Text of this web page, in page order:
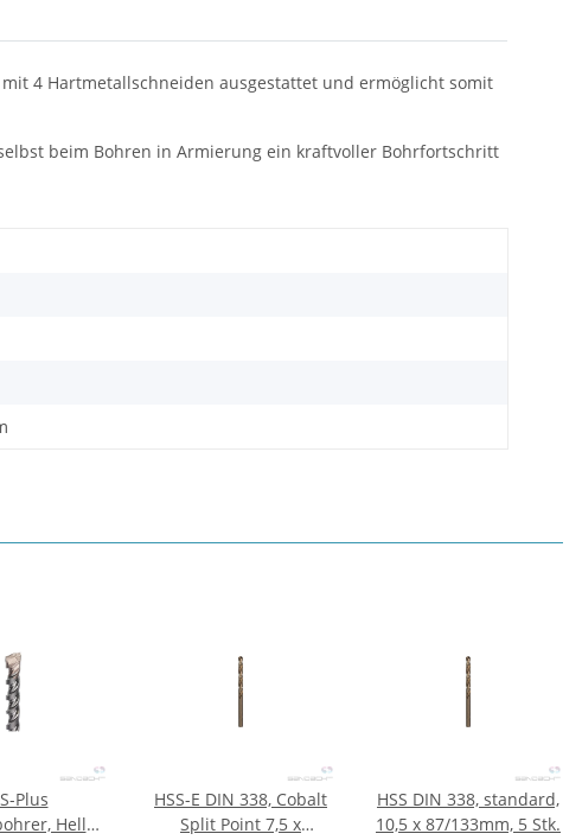
4 Hartmetallschneiden ausgestattet und ermöglicht somit
beim Bohren in Armierung ein kraftvoller Bohrfortschritt
Plus
Heller
HSS-E DIN 338, Cobalt
Split Point 7,5 x
HSS DIN 338, standard,
10,5 x 87/133mm, 5 Stk.